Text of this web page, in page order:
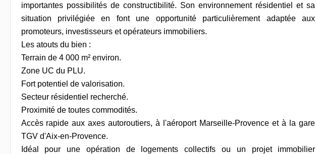
importantes possibilités de constructibilité. Son environnement résidentiel et sa
situation privilégiée en font une opportunité particulièrement adaptée aux
promoteurs, investisseurs et opérateurs immobiliers.
Les atouts du bien :
Terrain de 4 000 m² environ.
Zone UC du PLU.
Fort potentiel de valorisation.
Secteur résidentiel recherché.
Proximité de toutes commodités.
Accès rapide aux axes autoroutiers, à l'aéroport Marseille-Provence et à la gare
TGV d'Aix-en-Provence.
Idéal pour une opération de logements collectifs ou un projet immobilier